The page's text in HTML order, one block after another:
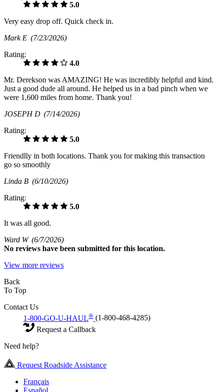
5.0
Very easy drop off. Quick check in.
Mark E (7/23/2026)
Rating:
4.0
Mr. Derekson was AMAZING! He was incredibly helpful and kind.
Just a good dude all around. He helped us in a bad pinch when we
were 1,600 miles from home. Thank you!
JOSEPH D (7/14/2026)
Rating:
5.0
Friendlly in both locations. Thank you for making this transaction
go so smoothly
Linda B (6/10/2026)
Rating:
5.0
It was all good.
Ward W (6/7/2026)
No reviews have been submitted for this location.
View more reviews
Back
To Top
Contact Us
1-800-GO-U-HAUL® (1-800-468-4285)
Request a Callback
Need help?
Request Roadside Assistance
Français
Español